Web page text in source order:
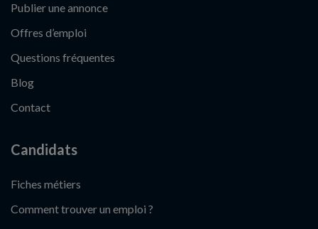
Publier une annonce
Offres d’emploi
Questions fréquentes
Blog
Contact
Candidats
Fiches métiers
Comment trouver un emploi ?